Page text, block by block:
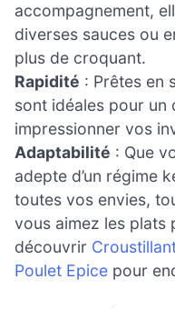
accompagnement,
diverses sauces ou
plus de croquant.
Rapidité : Prêtes en
sont idéales pour un
impressionner vos
Adaptabilité : Que
adepte d’un régime
toutes vos envies,
vous aimez les plats
découvrir
Poulet Epice pour